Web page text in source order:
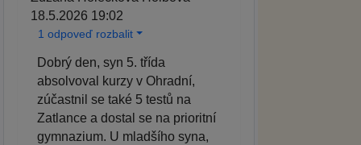
18.5.2026 19:02
1 odpoveď rozbalit
Dobrý den, syn 5. třída
absolvoval kurzy v Ohradní,
zúčastnil se také 5 testů na
Zatlance a dostal se na prioritní
gymnazium. U mladšího syna,